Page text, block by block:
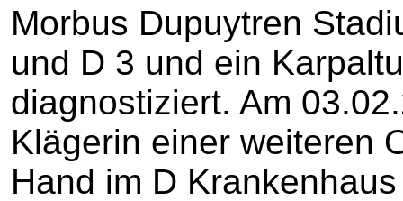
Morbus Dupuytren
und D 3 und ein
diagnostiziert. Am
Klägerin einer weiteren
Hand im D